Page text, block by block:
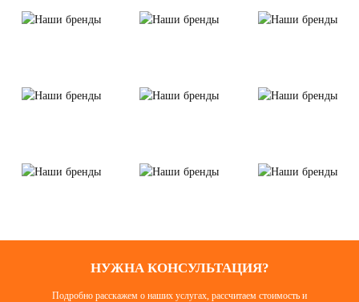
НУЖНА КОНСУЛЬТАЦИЯ?
Подробно расскажем о наших услугах, рассчитаем стоимость и